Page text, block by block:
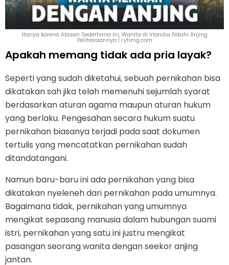
Hanya karena Alasan Sederhana Ini, Wanita di Irlandia Nikahi Anjing
Peliharaannya | i.ytimg.com
Apakah memang tidak ada pria layak?
Seperti yang sudah diketahui, sebuah pernikahan bisa
dikatakan sah jika telah memenuhi sejumlah syarat
berdasarkan aturan agama maupun aturan hukum
yang berlaku. Pengesahan secara hukum suatu
pernikahan biasanya terjadi pada saat dokumen
tertulis yang mencatatkan pernikahan sudah
ditandatangani.
Namun baru-baru ini ada pernikahan yang bisa
dikatakan nyeleneh dari pernikahan pada umumnya.
Bagaimana tidak, pernikahan yang umumnya
mengikat sepasang manusia dalam hubungan suami
istri, pernikahan yang satu ini justru mengikat
pasangan seorang wanita dengan seekor anjing
jantan.